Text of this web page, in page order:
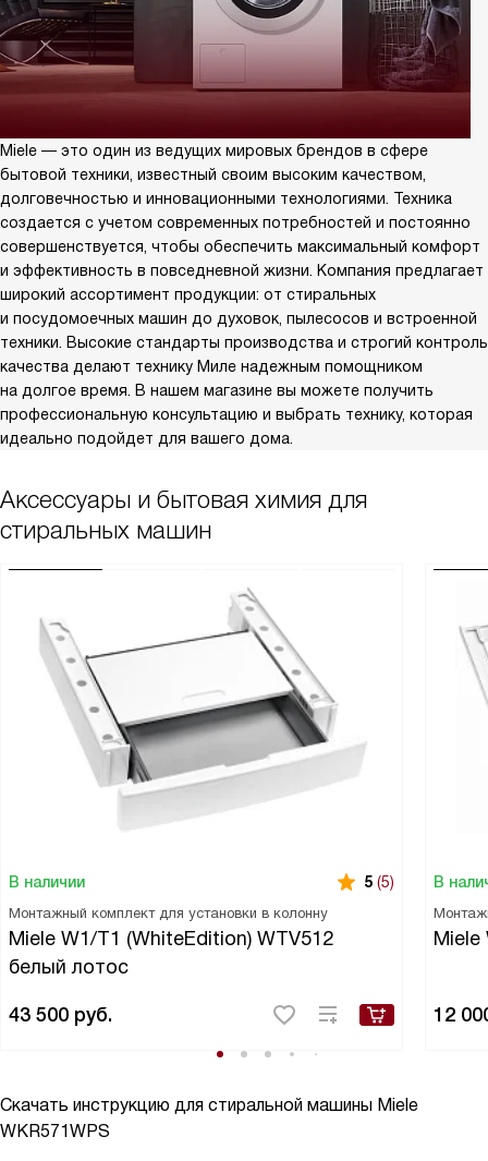
Miele — это один из ведущих мировых брендов в сфере
бытовой техники, известный своим высоким качеством,
долговечностью и инновационными технологиями. Техника
создается с учетом современных потребностей и постоянно
совершенствуется, чтобы обеспечить максимальный комфорт
и эффективность в повседневной жизни. Компания предлагает
широкий ассортимент продукции: от стиральных
и посудомоечных машин до духовок, пылесосов и встроенной
техники. Высокие стандарты производства и строгий контроль
качества делают технику Миле надежным помощником
на долгое время. В нашем магазине вы можете получить
профессиональную консультацию и выбрать технику, которая
идеально подойдет для вашего дома.
Аксессуары и бытовая химия для
стиральных машин
В наличии 5 (5)
Монтажный комплект для установки в колонну
Miele W1/T1 (WhiteEdition) WTV512
белый лотос
43 500 руб.
В
Miele
12
Скачать инструкцию для стиральной машины Miele
WKR571WPS